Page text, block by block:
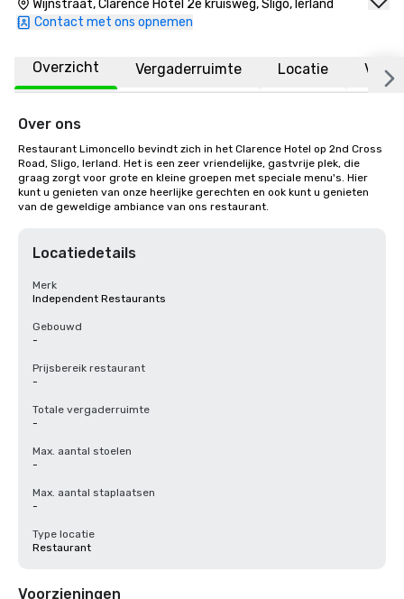
Wijnstraat, Clarence Hotel 2e kruisweg, Sligo, Ierland
Contact met ons opnemen
Overzicht Vergaderruimte Locatie
Over ons
Restaurant Limoncello bevindt zich in het Clarence Hotel op 2nd Cross
Road, Sligo, Ierland. Het is een zeer vriendelijke, gastvrije plek, die
graag zorgt voor grote en kleine groepen met speciale menu's. Hier
kunt u genieten van onze heerlijke gerechten en ook kunt u genieten
van de geweldige ambiance van ons restaurant.
Locatiedetails
Merk
Independent Restaurants
Gebouwd
-
Prijsbereik restaurant
-
Totale vergaderruimte
-
Max. aantal stoelen
-
Max. aantal staplaatsen
-
Type locatie
Restaurant
Voorzieningen